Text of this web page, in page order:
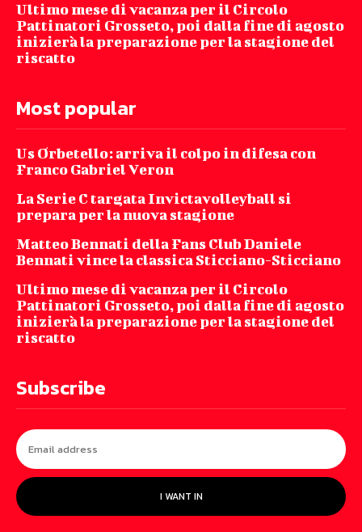
Ultimo mese di vacanza per il Circolo
Pattinatori Grosseto, poi dalla fine di agosto
inizierà la preparazione per la stagione del
riscatto
Most popular
Us Orbetello: arriva il colpo in difesa con
Franco Gabriel Veron
La Serie C targata Invictavolleyball si
prepara per la nuova stagione
Matteo Bennati della Fans Club Daniele
Bennati vince la classica Sticciano-Sticciano
Ultimo mese di vacanza per il Circolo
Pattinatori Grosseto, poi dalla fine di agosto
inizierà la preparazione per la stagione del
riscatto
Subscribe
I WANT IN